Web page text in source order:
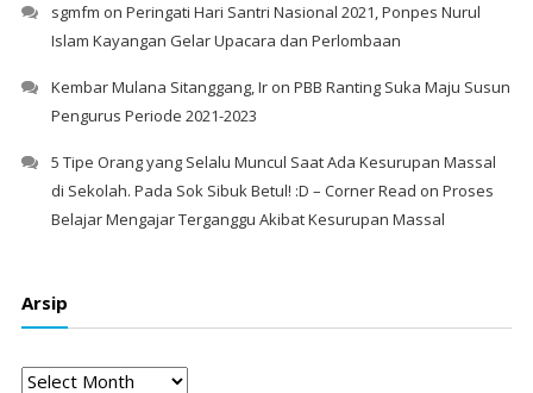
sgmfm on Peringati Hari Santri Nasional 2021, Ponpes Nurul
Islam Kayangan Gelar Upacara dan Perlombaan
Kembar Mulana Sitanggang, Iron PBB Ranting Suka Maju Susun
Pengurus Periode 2021-2023
5 Tipe Orang yang Selalu Muncul Saat Ada Kesurupan Massal
di Sekolah. Pada Sok Sibuk Betul! :D – Corner Read on Proses
Belajar Mengajar Terganggu Akibat Kesurupan Massal
Arsip
Arsip